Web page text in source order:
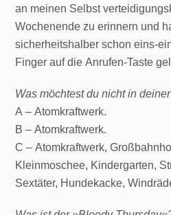
an meinen Selbst
Wochenende zu erinnern und
sicherheitshalber schon eins-
Finger auf die Anrufen-Taste
Was möchtest du nicht in
A – Atomkraftwerk.
B – Atomkraftwerk.
C – Atomkraftwerk,
Kleinmoschee, Kindergarten,
Sextäter, Hundekacke,